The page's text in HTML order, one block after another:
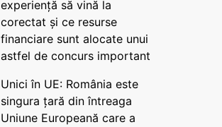
experiență să vină la
corectat și ce resurse
financiare sunt alocate unui
astfel de concurs important
Unici în UE: România este
singura țară din întreaga
Uniune Europeană care a